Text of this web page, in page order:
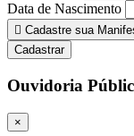
Data de Nascimento
Cadastre sua
Cadastrar
Ouvidoria
×